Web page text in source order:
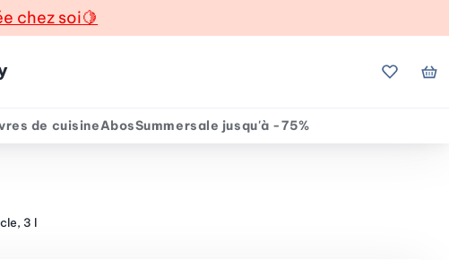
chez soi🍋
Mes
de cuisineAbosSummersale jusqu'à -75%
3 l